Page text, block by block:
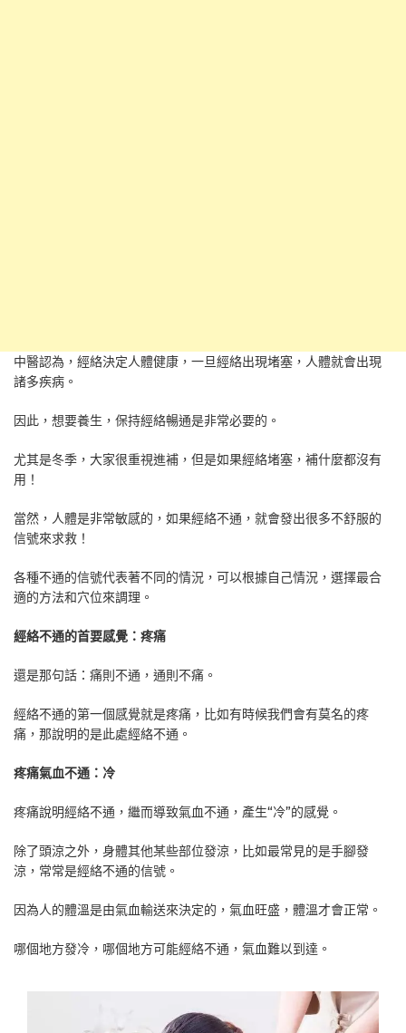
中醫認為，經絡決定人體健康，一旦經絡出現堵塞，人體就會出現
諸多疾病。
因此，想要養生，保持經絡暢通是非常必要的。
尤其是冬季，大家很重視進補，但是如果經絡堵塞，補什麼都沒有
用！
當然，人體是非常敏感的，如果經絡不通，就會發出很多不舒服的
信號來求救！
各種不通的信號代表著不同的情況，可以根據自己情況，選擇最合
適的方法和穴位來調理。
經絡不通的首要感覺：疼痛
還是那句話：痛則不通，通則不痛。
經絡不通的第一個感覺就是疼痛，比如有時候我們會有莫名的疼
痛，那說明的是此處經絡不通。
疼痛氣血不通：冷
疼痛說明經絡不通，繼而導致氣血不通，產生“冷”的感覺。
除了頭涼之外，身體其他某些部位發涼，比如最常見的是手腳發
涼，常常是經絡不通的信號。
因為人的體溫是由氣血輸送來決定的，氣血旺盛，體溫才會正常。
哪個地方發冷，哪個地方可能經絡不通，氣血難以到達。